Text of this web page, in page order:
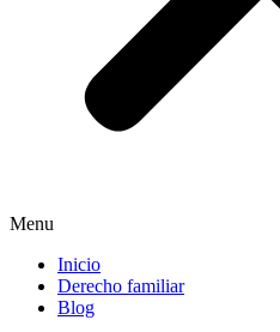
Menu
Inicio
Derecho familiar
Blog